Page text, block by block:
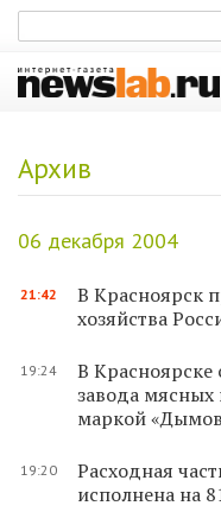
Архив
06 декабря 2004
21:42
В Красноярск
хозяйства
19:24
В Красноярске
завода
маркой
19:20
Расходная
исполнена на